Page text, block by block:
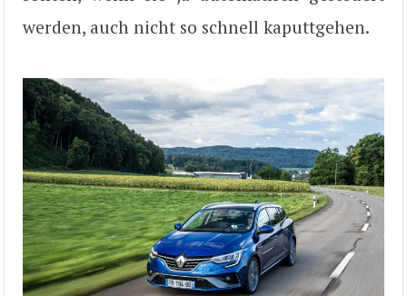
werden, auch nicht so schnell kaputtgehen.